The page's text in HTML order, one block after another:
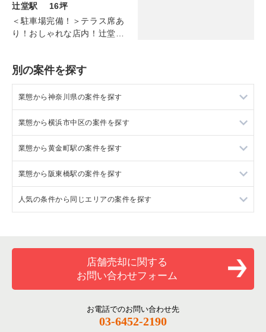
辻堂駅 16坪
＜駐車場完備！＞テラス席あ
り！おしゃれな店内！辻堂の
別の案件を探す
業態から神奈川県の案件を探す
神奈川県のラーメンの居抜き売却物件の案件一覧
神奈川県のフランス料理の居抜き売却物件の案件一覧
神奈川県のイタリア料理の居抜き売却物件の案件一覧
神奈川県の中華の居抜き売却物件の案件一覧
神奈川県の寿司の居抜き売却物件の案件一覧
神奈川県の焼肉の居抜き売却物件の案件一覧
神奈川県のアジア料理の居抜き売却物件の案件一覧
業態から横浜市中区の案件を探す
横浜市中区のラーメンの居抜き売却物件の案件一覧
横浜市中区のフランス料理の居抜き売却物件の案件一覧
横浜市中区のイタリア料理の居抜き売却物件の案件一覧
横浜市中区の寿司の居抜き売却物件の案件一覧
横浜市中区の焼肉の居抜き売却物件の案件一覧
横浜市中区のアジア料理の居抜き売却物件の案件一覧
業態から黄金町駅の案件を探す
黄金町駅の焼肉の居抜き売却物件の案件一覧
黄金町駅のアジア料理の居抜き売却物件の案件一覧
黄金町駅の居酒屋・ダイニングバーの居抜き売却物件の案件一
黄金町駅のその他の居抜き売却物件の案件一覧
業態から阪東橋駅の案件を探す
阪東橋駅のラーメンの居抜き売却物件の案件一覧
阪東橋駅のテイクアウトの居抜き売却物件の案件一覧
阪東橋駅の居酒屋・ダイニングバーの居抜き売却物件の案件一
阪東橋駅の洋食の居抜き売却物件の案件一覧
人気の条件から同じエリアの案件を探す
横浜市中区の20坪以下の飲食店の居抜き売却物件の案件一覧
黄金町駅の20坪以下の飲食店の居抜き売却物件の案件一覧
神奈川県の20坪以下の洋食の居抜き売却物件の案件一覧
店舗売却に関する
お問い合わせフォーム
お電話でのお問い合わせ先
03-6452-2190